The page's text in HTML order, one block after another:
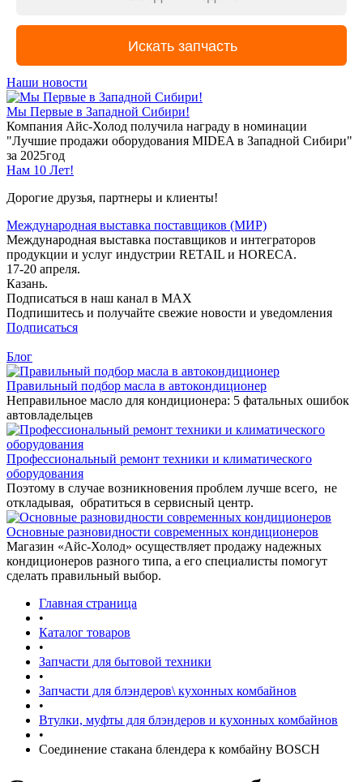
Наши новости
Мы Первые в Западной Сибири!
Компания Айс-Холод получила награду в номинации
"Лучшие продажи оборудования MIDEA в Западной Сибири"
за 2025год
Нам 10 Лет!
Дорогие друзья, партнеры и клиенты!
Международная выставка поставщиков (МИР)
Международная выставка поставщиков и интеграторов
продукции и услуг индустрии RETAIL и HORECA.
17-20 апреля.
Казань.
Подписаться в наш канал в MAX
Подпишитесь и получайте свежие новости и уведомления
Подписаться
Блог
Правильный подбор масла в автокондиционер
Неправильное масло для кондиционера: 5 фатальных ошибок
автовладельцев
Профессиональный ремонт техники и климатического
оборудования
Поэтому в случае возникновения проблем лучше всего, не
откладывая, обратиться в сервисный центр.
Основные разновидности современных кондиционеров
Магазин «Айс-Холод» осуществляет продажу надежных
кондиционеров разного типа, а его специалисты помогут
сделать правильный выбор.
Главная страница
•
Каталог товаров
•
Запчасти для бытовой техники
•
Запчасти для блэндеров\ кухонных комбайнов
•
Втулки, муфты для блэндеров и кухонных комбайнов
•
Соединение стакана блендера к комбайну BOSCH